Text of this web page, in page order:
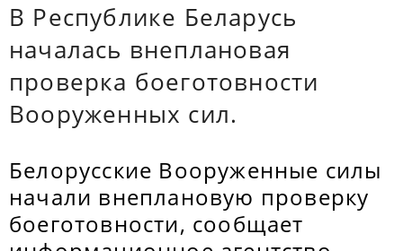
В Республике Беларусь
началась внеплановая
проверка боеготовности
Вооруженных сил.
Белорусские Вооруженные силы
начали внеплановую проверку
боеготовности, сообщает